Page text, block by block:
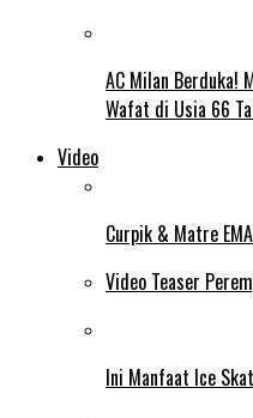
AC Milan Berduka!
Wafat di Usia 66
Video
Curpik & Matre
Video Teaser
Ini Manfaat Ice